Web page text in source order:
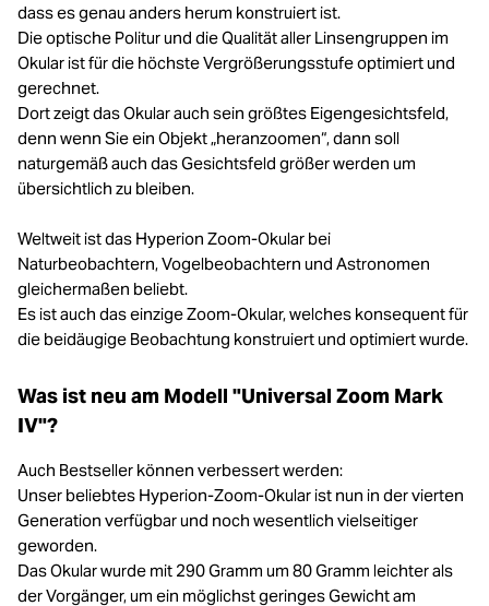
dass es genau anders herum konstruiert ist.
Die optische Politur und die Qualität aller Linsengruppen im
Okular ist für die höchste Vergrößerungsstufe optimiert und
gerechnet.
Dort zeigt das Okular auch sein größtes Eigengesichtsfeld,
denn wenn Sie ein Objekt „heranzoomen“, dann soll
naturgemäß auch das Gesichtsfeld größer werden um
übersichtlich zu bleiben.
Weltweit ist das Hyperion Zoom-Okular bei
Naturbeobachtern, Vogelbeobachtern und Astronomen
gleichermaßen beliebt.
Es ist auch das einzige Zoom-Okular, welches konsequent für
die beidäugige Beobachtung konstruiert und optimiert wurde.
Was ist neu am Modell "Universal Zoom Mark
IV"?
Auch Bestseller können verbessert werden:
Unser beliebtes Hyperion-Zoom-Okular ist nun in der vierten
Generation verfügbar und noch wesentlich vielseitiger
geworden.
Das Okular wurde mit 290 Gramm um 80 Gramm leichter als
der Vorgänger, um ein möglichst geringes Gewicht am